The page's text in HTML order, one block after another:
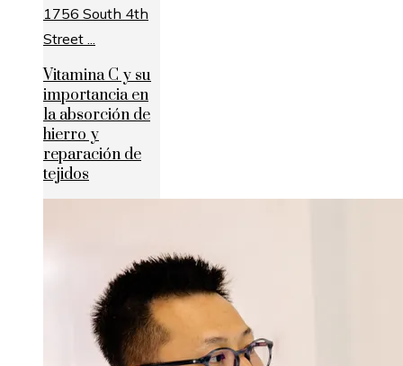
Vitamina C y su
importancia en
la absorción de
hierro y
reparación de
tejidos